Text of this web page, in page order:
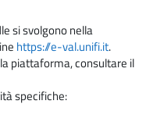
si svolgono nella
https://e-val.unifi.it.
piattaforma, consultare il
specifiche: